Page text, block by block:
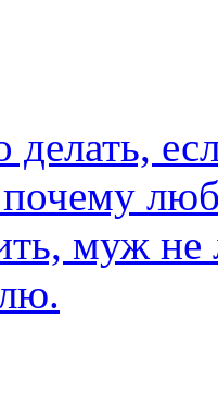
делать,
муж